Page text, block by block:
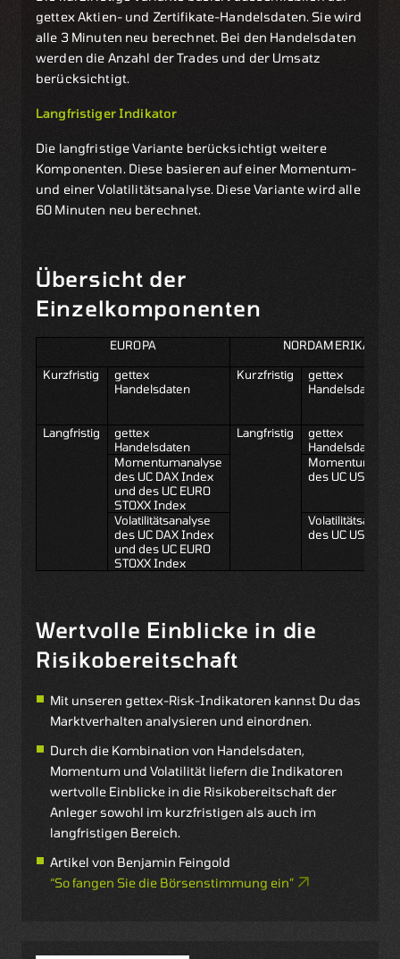
gettex Aktien- und Zertifikate-Handelsdaten. Sie wird
alle 3 Minuten neu berechnet. Bei den Handelsdaten
werden die Anzahl der Trades und der Umsatz
berücksichtigt.
Langfristiger Indikator
Die langfristige Variante berücksichtigt weitere
Komponenten. Diese basieren auf einer Momentum-
und einer Volatilitätsanalyse. Diese Variante wird alle
60 Minuten neu berechnet.
Übersicht der
Einzelkomponenten
EUROPA NORDAMERIKA
Kurzfristig
gettex
Handelsdaten
Kurzfristig
gettex
Handelsdaten
Langfristig
gettex
Handelsdaten
Langfristig
gettex
Handelsdaten
Momentumanalyse
des UC DAX Index
und des UC EURO
STOXX Index
des UC USA 500
Volatilitätsanalyse
des UC DAX Index
und des UC EURO
STOXX Index
des UC USA 500
Wertvolle Einblicke in die
Risikobereitschaft
Mit unseren gettex-Risk-Indikatoren kannst Du das
Marktverhalten analysieren und einordnen.
Durch die Kombination von Handelsdaten,
Momentum und Volatilität liefern die Indikatoren
wertvolle Einblicke in die Risikobereitschaft der
Anleger sowohl im kurzfristigen als auch im
langfristigen Bereich.
Artikel von Benjamin Feingold
“So fangen Sie die Börsenstimmung ein”